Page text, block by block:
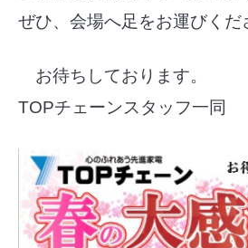
ぜひ、会場へ足をお運びくだ
お待ちしております。
TOPチェーンスタッフ一同